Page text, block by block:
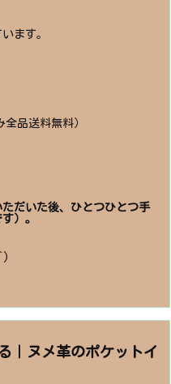
ます。
全品送料無料）
だいた後、ひとつひとつ手
）。
｜ヌメ革のポケットイ